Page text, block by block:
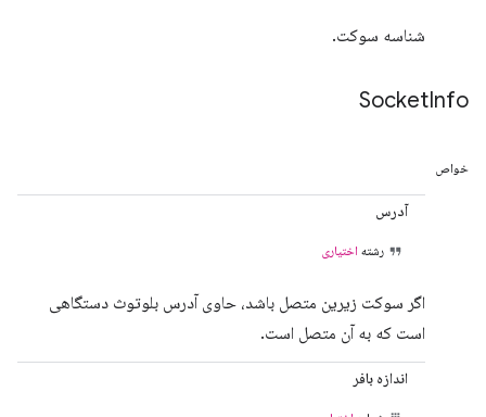
شناسه سوکت.
SocketInfo
خواص
آدرس
رشته اختیاری
اگر سوکت زیرین متصل باشد، حاوی آدرس بلوتوث دستگاهی
است که به آن متصل است.
اندازه بافر